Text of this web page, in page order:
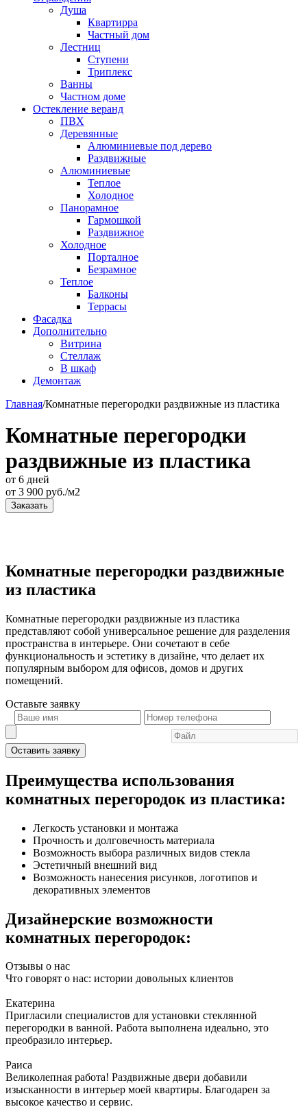
Душа
Квартирра
Частный дом
Лестниц
Ступени
Триплекс
Ванны
Частном доме
Остекление веранд
ПВХ
Деревянные
Алюминиевые под дерево
Раздвижные
Алюминиевые
Теплое
Холодное
Панорамное
Гармошкой
Раздвижное
Холодное
Порталное
Безрамное
Теплое
Балконы
Террасы
Фасадка
Дополнительно
Витрина
Стеллаж
В шкаф
Демонтаж
Главная/Комнатные перегородки раздвижные из пластика
Комнатные перегородки
раздвижные из пластика
от 6 дней
от 3 900 руб./м2
Заказать
Комнатные перегородки раздвижные
из пластика
Комнатные перегородки раздвижные из пластика
представляют собой универсальное решение для разделения
пространства в интерьере. Они сочетают в себе
функциональность и эстетику в дизайне, что делает их
популярным выбором для офисов, домов и других
помещений.
Оставьте заявку
Оставить заявку
Преимущества использования
комнатных перегородок из пластика:
Легкость установки и монтажа
Прочность и долговечность материала
Возможность выбора различных видов стекла
Эстетичный внешний вид
Возможность нанесения рисунков, логотипов и
декоративных элементов
Дизайнерские возможности
комнатных перегородок:
Отзывы о нас
Что говорят о нас: истории довольных клиентов
Екатерина
Пригласили специалистов для установки стеклянной
перегородки в ванной. Работа выполнена идеально, это
преобразило интерьер.
Раиса
Великолепная работа! Раздвижные двери добавили
изысканности в интерьер моей квартиры. Благодарен за
высокое качество и сервис.